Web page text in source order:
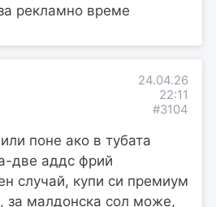
рекламно време
24.04.26
22:11
#3104
поне ако в тубата
две аддс фрий
случай, купи си премиум
за малдонска сол може,